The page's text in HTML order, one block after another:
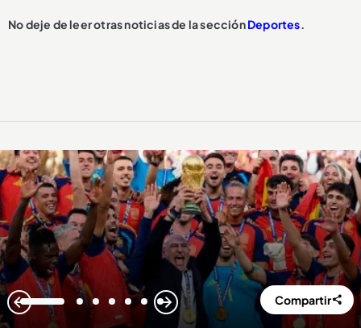
No deje de leer otras noticias de la secciónDeportes
1 2 3 4 5 6 7 Compartir